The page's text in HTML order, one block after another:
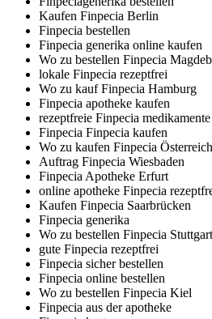
Kaufen Finpecia Berlin
Finpecia bestellen
Finpecia generika online kaufen
Wo zu bestellen Finpecia
lokale Finpecia rezeptfrei
Wo zu kauf Finpecia Hamburg
Finpecia apotheke kaufen
rezeptfreie Finpecia medikamente
Finpecia Finpecia kaufen
Wo zu kaufen Finpecia Österreich
Auftrag Finpecia Wiesbaden
Finpecia Apotheke Erfurt
online apotheke Finpecia
Kaufen Finpecia Saarbrücken
Finpecia generika
Wo zu bestellen Finpecia Stuttgart
gute Finpecia rezeptfrei
Finpecia sicher bestellen
Finpecia online bestellen
Wo zu bestellen Finpecia Kiel
Finpecia aus der apotheke